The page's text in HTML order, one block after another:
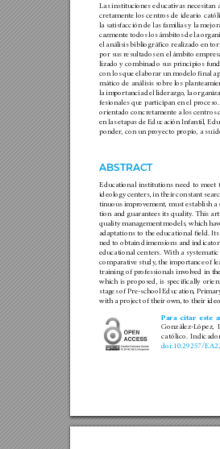
Las instituciones educativas necesitan
cretamente los centros de ideario
la satisfacción de las familias y la
cazmente todos los ámbitos de la
el análisis bibliográfico realizado en
por sus resultados en el ámbito
lizado y combinado sus principios
con los que elaborar un modelo final
mático de análisis sobre los
la importancia del liderazgo, la
fesionales que participan en el
orientado concretamente a los centros
en las etapas de Educación Infantil,
ponder, con un proyecto propio, a su
ABSTRACT
Educational institutions need to meet
ideology centers, in their constant
tinuous improvement, must establish
tion and guarantees its quality. This
quality management models, which hav
adaptations to the educational field.
ned to obtain dimensions and
educational centers. With a
comparative study, the importance of
training of professionals involved in
which is proposed, is specifically
stages of Pre-school Education,
with a project of their own, to their
Para citar este
González-López,
católico.
doi:10.29257/